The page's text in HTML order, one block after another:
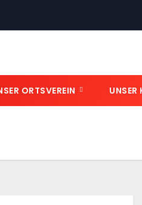
ORTSVEREIN UNSER